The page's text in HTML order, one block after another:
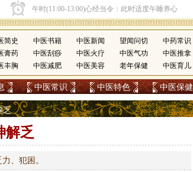
简史 中医书籍 中医新闻 望闻问切 中药常识
膏药 中医刮痧 中医火疗 中医气功 中医推拿
丰胸 中医减肥 中医美容 老年保健 中医育儿
中医常识 中医特色 中医保健
乏
解乏
、犯困。